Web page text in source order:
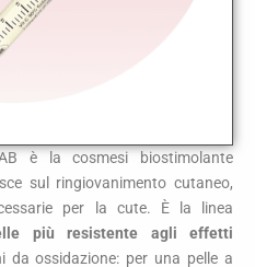
è la cosmesi biostimolante
sul ringiovanimento cutaneo,
per la cute. È la linea
più resistente agli effetti
da ossidazione: per una pelle a